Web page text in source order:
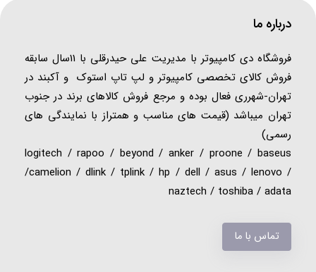
درباره ما
فروشگاه دی کامپیوتر با مدیریت علی حیدرقلی با 11سال سابقه
فروش کالای تخصصی کامپیوتر و لپ تاپ استوک و آکبند در
تهران-شهرری فعال بوده و مرجع فروش کالاهای برند در جنوب
تهران میباشد (قیمت های مناسب و همتراز با نمایندگی های
رسمی)
logitech / rapoo / beyond / anker / proone / baseus
/camelion / dlink / tplink / hp / dell / asus / lenovo /
naztech / toshiba / adata
تماس با ما